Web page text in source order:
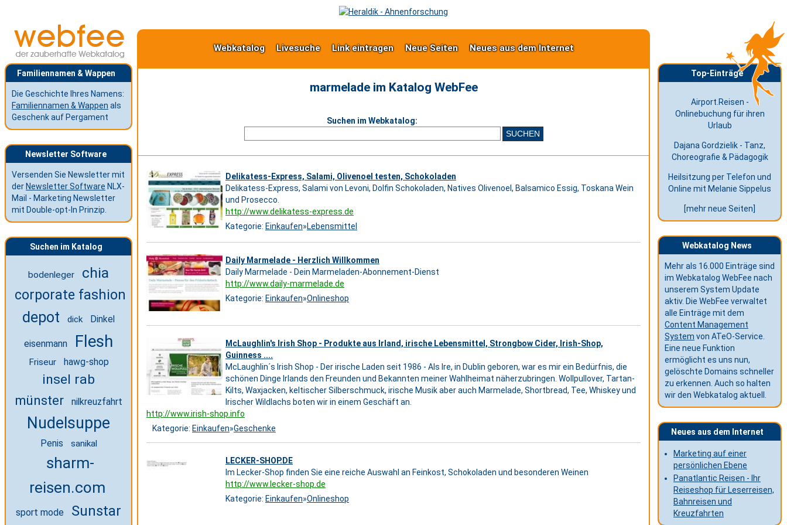
Familiennamen & Wappen
Die Geschichte Ihres Namens:
Familiennamen & Wappen als
Geschenk auf Pergament
Newsletter Software
Versenden Sie Newsletter mit
der Newsletter Software NLX-
Mail - Marketing Newsletter
mit Double-opt-In Prinzip.
Suchen im Katalog
bodenleger chia
corporate fashion
depot dick Dinkel
eisenmann Flesh
Friseur hawg-shop
insel rab
münster nilkreuzfahrt
Nudelsuppe
Penis sanikal
sharm-
reisen.com
sport mode Sunstar
Webkatalog Livesuche Link eintragen Neue Seiten Neues aus dem Internet
marmelade im Katalog WebFee
Suchen im Webkatalog:
Delikatess-Express, Salami, Olivenoel testen, Schokoladen
Delikatess-Express, Salami von Levoni, Dolfin Schokoladen, Natives Olivenoel, Balsamico Essig, Toskana Wein
und Prosecco.
http://www.delikatess-express.de
Kategorie: Einkaufen»Lebensmittel
Daily Marmelade - Herzlich Willkommen
Daily Marmelade - Dein Marmeladen-Abonnement-Dienst
http://www.daily-marmelade.de
Kategorie: Einkaufen»Onlineshop
McLaughlin's Irish Shop - Produkte aus Irland, irische Lebensmittel, Strongbow Cider, Irish-Shop,
Guinness ....
McLaughlin´s Irish Shop - Der irische Laden seit 1986 - Als Ire, in Dublin geboren, war es mir ein Bedürfnis, die
schönen Dinge Irlands den Freunden und Bekannten meiner Wahlheimat näherzubringen. Wollpullover, Tartan-
Kilts, Waxjacken, keltischer Silberschmuck, irische Musik aber auch Marmelade, Shortbread, Tee, Whiskey und
Irischer Wildlachs boten wir in einem Geschäft an.
http://www.irish-shop.info
Kategorie: Einkaufen»Geschenke
LECKER-SHOP.DE
Im Lecker-Shop finden Sie eine reiche Auswahl an Feinkost, Schokoladen und besonderen Weinen
http://www.lecker-shop.de
Kategorie: Einkaufen»Onlineshop
Top-Einträge
Airport.Reisen -
Onlinebuchung für ihren
Urlaub
Dajana Gordzielik - Tanz,
Choreografie & Pädagogik
Heilsitzung per Telefon und
Online mit Melanie Sippelus
[mehr neue Seiten]
Webkatalog News
Mehr als 16.000 Einträge sind
im Webkatalog WebFee nach
unserem System Update
aktiv. Die WebFee verwaltet
alle Einträge mit dem
Content Management
System von ATeO-Service.
Eine neue Funktion
ermöglicht es uns nun,
gelöschte Domains schneller
zu erkennen. Auch so halten
wir den Webkatalog aktuell.
Neues aus dem Internet
Marketing auf einer
persönlichen Ebene
Panatlantic Reisen - Ihr
Reiseshop für Leserreisen,
Bahnreisen und
Kreuzfahrten